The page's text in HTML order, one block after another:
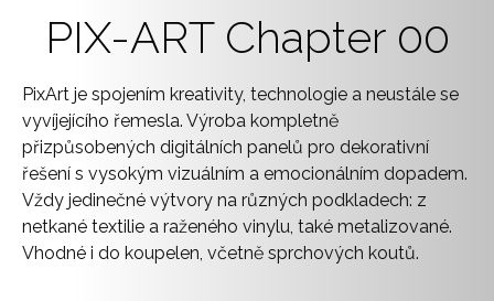
PIX-ART Chapter 00
PixArt je spojením kreativity, technologie a neustále se
vyvíjejícího řemesla. Výroba kompletně
přizpůsobených digitálních panelů pro dekorativní
řešení s vysokým vizuálním a emocionálním dopadem.
Vždy jedinečné výtvory na různých podkladech: z
netkané textilie a raženého vinylu, také metalizované.
Vhodné i do koupelen, včetně sprchových koutů.